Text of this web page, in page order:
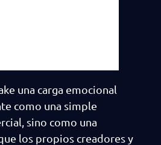
una carga emocional
como una simple
sino como una
los propios creadores y